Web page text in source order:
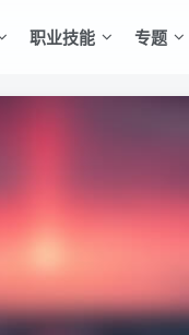
职业技能 专题